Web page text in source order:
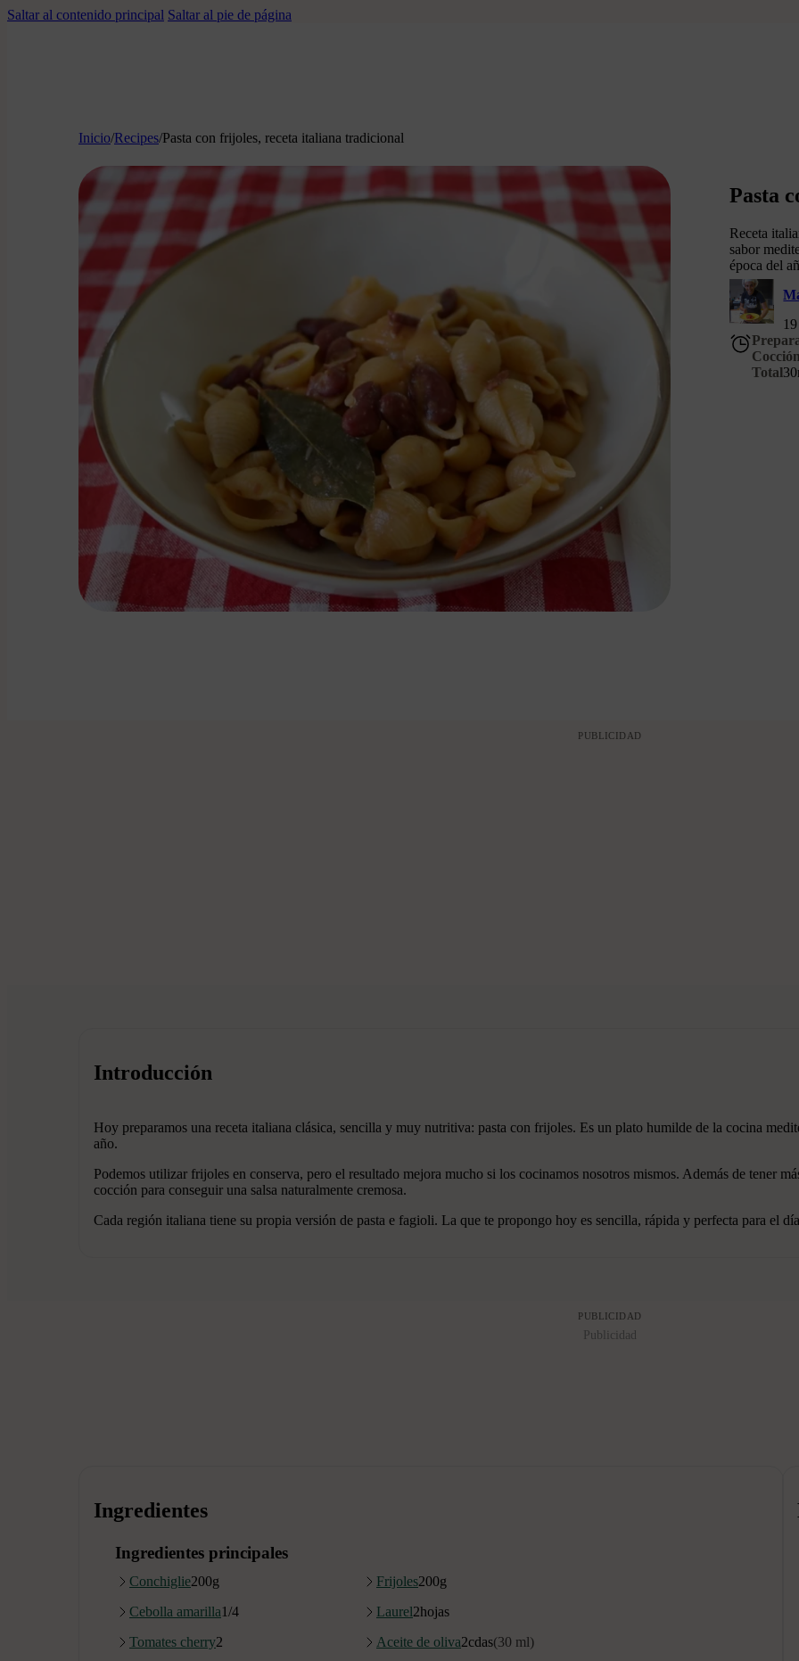
Saltar al contenido principal Saltar al pie de página
Inicio/Recipes/Pasta con frijoles, receta italiana tradicional
Pasta
Receta
sabor
época del
Cocción
Total30
PUBLICIDAD
Introducción
Hoy preparamos una receta italiana clásica, sencilla y muy nutritiva: pasta con frijoles. Es un plato humilde de la cocina
año.
Podemos utilizar frijoles en conserva, pero el resultado mejora mucho si los cocinamos nosotros mismos. Además de tener
cocción para conseguir una salsa naturalmente cremosa.
Cada región italiana tiene su propia versión de pasta e fagioli. La que te propongo hoy es sencilla, rápida y perfecta para el
PUBLICIDAD
Publicidad
Ingredientes
Ingredientes principales
Conchiglie200g Frijoles200g
Cebolla amarilla1/4 Laurel2hojas
Tomates cherry2 Aceite de oliva2cdas(30 ml)